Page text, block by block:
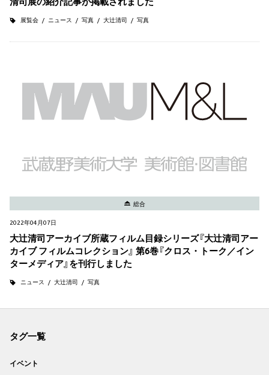
展覧会 ニュース 写真 大辻清司 写真
総合
2022年04月07日
大辻清司アーカイブ所蔵フィルム目録シリーズ『大辻清司アー
カイブ フィルムコレクション』 第6巻『クロス・トーク／イン
ターメディア』を刊行しました
ニュース 大辻清司 写真
タグ一覧
イベント